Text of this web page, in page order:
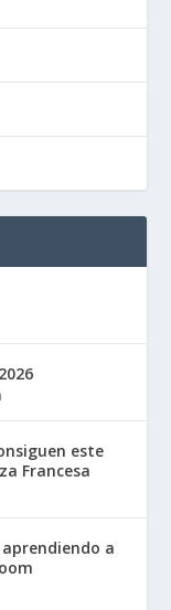
este
Francesa
a